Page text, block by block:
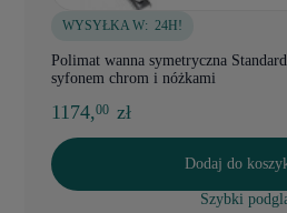
WYSYŁKA W: 24H!
Polimat wanna symetryczna
syfonem chrom i nóżkami
1174,00 zł
Dodaj do
Szybki